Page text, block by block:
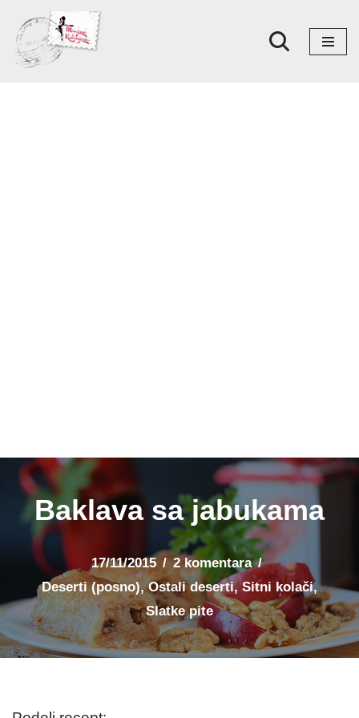
Skoči
na
Baklava sa jabukama
17/11/2015
2 komentara
Deserti (posno),Ostali deserti,Sitni kolači,
Slatke pite